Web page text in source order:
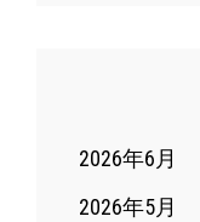
2026年6月
2026年5月